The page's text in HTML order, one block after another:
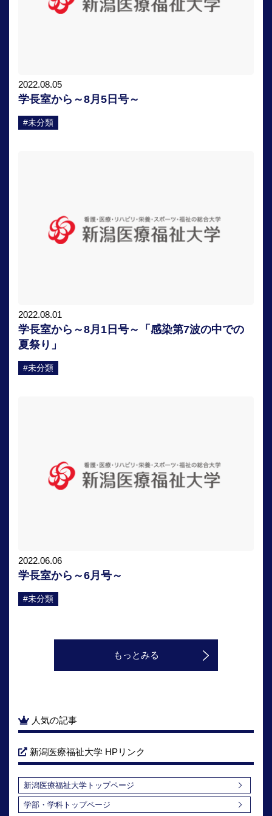
2022.08.05
学長室から～8月5日号～
#未分類
2022.08.01
学長室から～8月1日号～「感染第7波の中での
夏祭り」
#未分類
2022.06.06
学長室から～6月号～
#未分類
もっとみる
人気の記事
新潟医療福祉大学 HPリンク
新潟医療福祉大学トップページ
学部・学科トップページ